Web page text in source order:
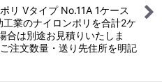
リ Vタイプ No.11A 1ケース
業のナイロンポリを合計2ケ
合は別途お見積りいたしま
注文数量・送り先住所を明記